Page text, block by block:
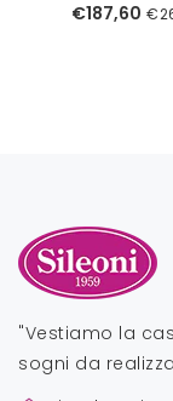
€187,60
"Vestiamo la
sogni da